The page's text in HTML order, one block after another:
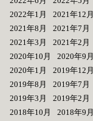
2022年1月
2021年12月
2021年8月
2021年7月
2021年3月
2021年2月
2020年10月
2020年9月
2020年1月
2019年12月
2019年8月
2019年7月
2019年3月
2019年2月
2018年10月
2018年9月